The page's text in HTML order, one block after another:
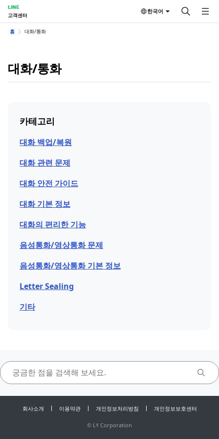
LINE
고객센터
한국어
홈 대화/통화
대화/통화
카테고리
대화 백업/복원
대화 관련 문제
대화 안전 가이드
대화 기본 정보
대화의 편리한 기능
음성통화/영상통화 문제
음성통화/영상통화 기본 정보
Letter Sealing
기타
회사소개 이용약관 개인정보처리방침 개인정보보호센터
© LY Corporation